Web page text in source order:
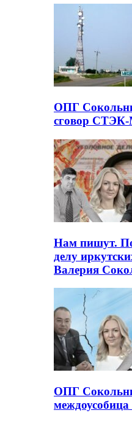
ОПГ
сговор
Нам пишут.
делу
Валерия
ОПГ